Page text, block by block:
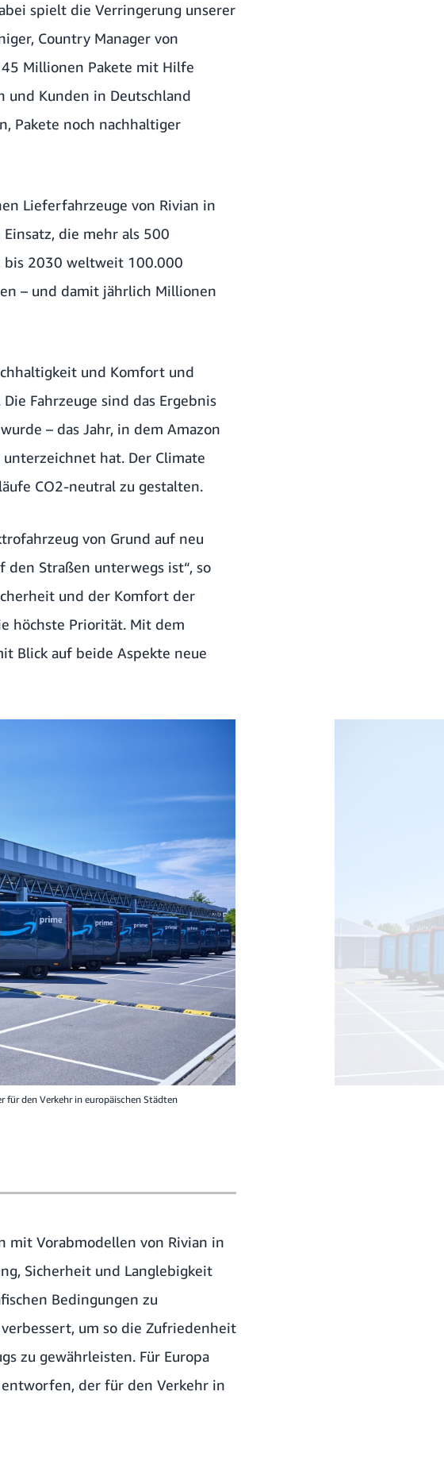
spielt die Verringerung unserer
Country Manager von
Millionen Pakete mit Hilfe
und Kunden in Deutschland
Pakete noch nachhaltiger
Lieferfahrzeuge von Rivian in
die mehr als 500
bis 2030 weltweit 100.000
– und damit jährlich Millionen
und Komfort und
Fahrzeuge sind das Ergebnis
– das Jahr, in dem Amazon
hat. Der Climate
CO2-neutral zu gestalten.
von Grund auf neu
den Straßen unterwegs ist“, so
und der Komfort der
höchste Priorität. Mit dem
Blick auf beide Aspekte neue
für den Verkehr in europäischen Städten
mit Vorabmodellen von Rivian in
Sicherheit und Langlebigkeit
Bedingungen zu
um so die Zufriedenheit
zu gewährleisten. Für Europa
der für den Verkehr in